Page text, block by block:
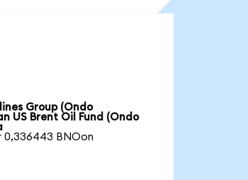
Group (Ondo
US Brent Oil Fund (Ondo
0,336443 BNOon